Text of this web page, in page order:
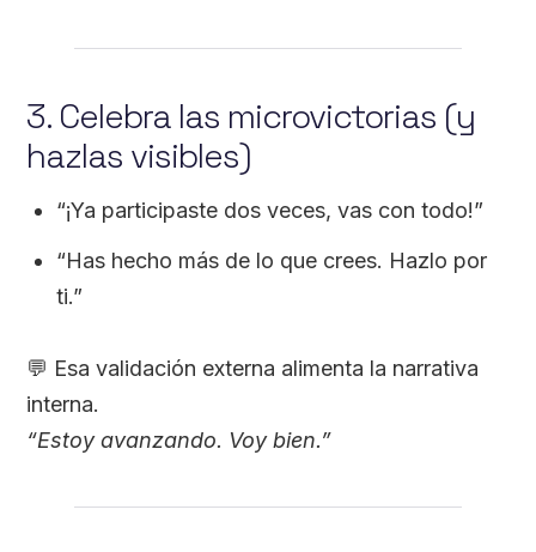
3. Celebra las microvictorias (y
hazlas visibles)
“¡Ya participaste dos veces, vas con todo!”
“Has hecho más de lo que crees. Hazlo por
ti.”
💬 Esa validación externa alimenta la narrativa
interna.
“Estoy avanzando. Voy bien.”